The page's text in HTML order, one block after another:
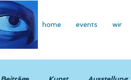
home events wir